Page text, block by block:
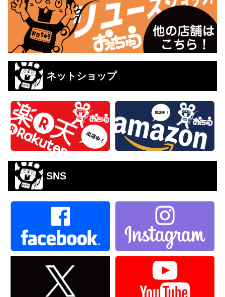
ネットショップ
SNS